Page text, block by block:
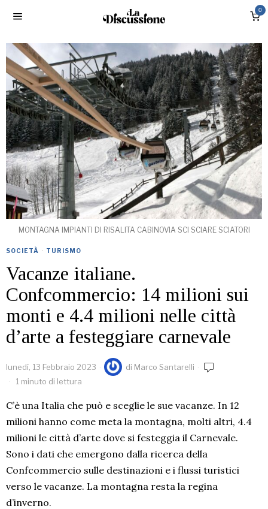
0
MONTAGNA IMPIANTI DI RISALITA CABINOVIA SCI SCIARE SCIATORI
SOCIETÀ · TURISMO
Vacanze italiane.
Confcommercio: 14 milioni sui
monti e 4.4 milioni nelle città
d’arte a festeggiare carnevale
lunedì, 13 Febbraio 2023 di Marco Santarelli
1 minuto di lettura
C’è una Italia che può e sceglie le sue vacanze. In 12
milioni hanno come meta la montagna, molti altri, 4.4
milioni le città d’arte dove si festeggia il Carnevale.
Sono i dati che emergono dalla ricerca della
Confcommercio sulle destinazioni e i flussi turistici
verso le vacanze. La montagna resta la regina
d’inverno.